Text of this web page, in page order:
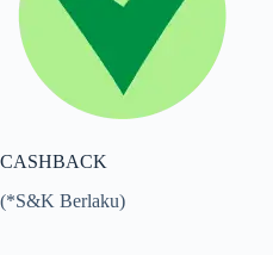
CASHBACK
(*S&K Berlaku)